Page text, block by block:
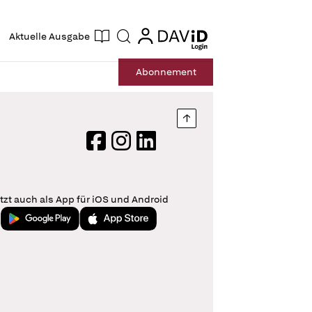
Aktuelle Ausgabe Suche login
login
Abonnement
Nach oben springen
FacebookInstagram
LinkedIn
auch als App für iOS und Android
Jetzt bei Google PlayLaden im App Store